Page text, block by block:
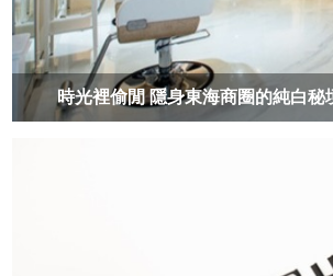
時光裡偷閒 隱身東海商圈的純白